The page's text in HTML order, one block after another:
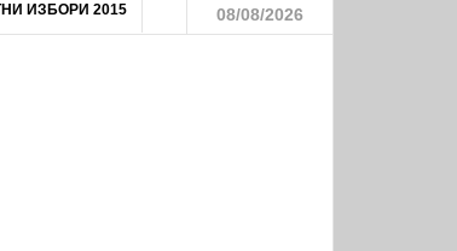
ИЗБОРИ 2015 08/08/2026